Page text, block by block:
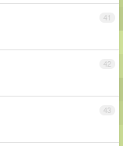
41
42
43